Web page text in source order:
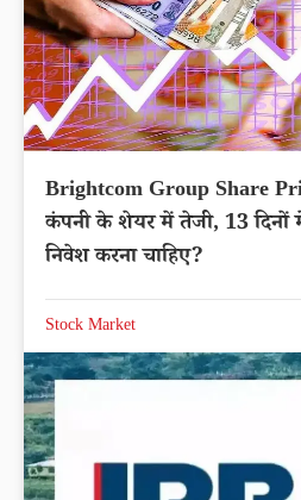
Brightcom Group Share
कंपनी के शेयर में तेजी, 13 दिनों
निवेश करना चाहिए?
Stock Market